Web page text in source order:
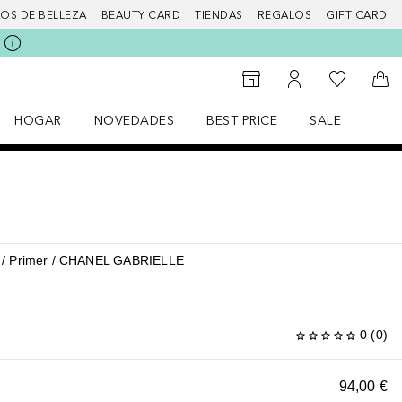
DE BELLEZA BEAUTY CARD TIENDAS REGALOS GIFT CARD
Al Storefinder
Mi cuenta
Mi lista de
A
HOGAR
NOVEDADES
BEST PRICE
SALE
Primer CHANEL GABRIELLE
0 (0)
94,00 €